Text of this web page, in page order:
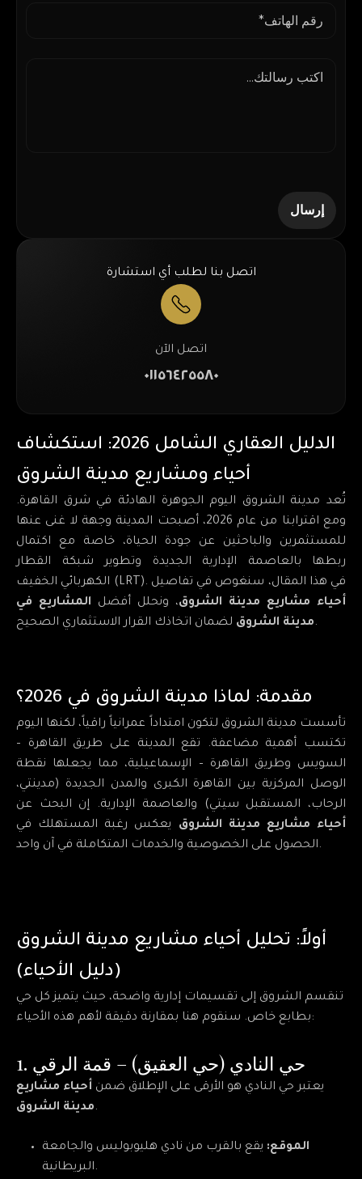
اتصل بنا لطلب أي استشارة
اتصل الآن
٠١١٥٦٤٢٥٥٨٠
الدليل العقاري الشامل 2026: استكشاف
أحياء ومشاريع مدينة الشروق
تُعد مدينة الشروق اليوم الجوهرة الهادئة في شرق القاهرة.
ومع اقترابنا من عام 2026، أصبحت المدينة وجهة لا غنى عنها
للمستثمرين والباحثين عن جودة الحياة، خاصة مع اكتمال
ربطها بالعاصمة الإدارية الجديدة وتطوير شبكة القطار
الكهربائي الخفيف (LRT). في هذا المقال، سنغوص في تفاصيل
أحياء مشاريع مدينة الشروق، ونحلل أفضل المشاريع في
مدينة الشروقلضمان اتخاذك القرار الاستثماري الصحيح.
مقدمة: لماذا مدينة الشروق في 2026؟
تأسست مدينة الشروق لتكون امتداداً عمرانياً راقياً، لكنها اليوم
تكتسب أهمية مضاعفة. تقع المدينة على طريق القاهرة –
السويس وطريق القاهرة – الإسماعيلية، مما يجعلها نقطة
الوصل المركزية بين القاهرة الكبرى والمدن الجديدة (مدينتي،
الرحاب، المستقبل سيتي) والعاصمة الإدارية. إن البحث عن
أحياء مشاريع مدينة الشروق يعكس رغبة المستهلك في
الحصول على الخصوصية والخدمات المتكاملة في آن واحد.
أولاً: تحليل أحياء مشاريع مدينة الشروق
(دليل الأحياء)
تنقسم الشروق إلى تقسيمات إدارية واضحة، حيث يتميز كل حي
بطابع خاص. سنقوم هنا بمقارنة دقيقة لأهم هذه الأحياء:
1. حي النادي (حي العقيق) – قمة الرقي
يعتبر حي النادي هو الأرقى على الإطلاق ضمن أحياء مشاريع
مدينة الشروق.
الموقع: يقع بالقرب من نادي هليوبوليس والجامعة
البريطانية.